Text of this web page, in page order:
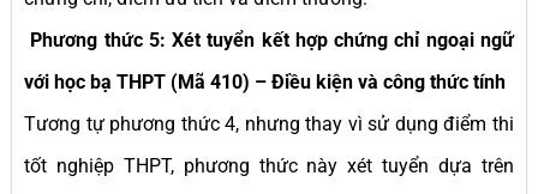
Phương thức 5: Xét tuyển kết hợp chứng chỉ ngoại ngữ
với học bạ THPT (Mã 410) – Điều kiện và công thức tính
Tương tự phương thức 4, nhưng thay vì sử dụng điểm thi
tốt nghiệp THPT, phương thức này xét tuyển dựa trên